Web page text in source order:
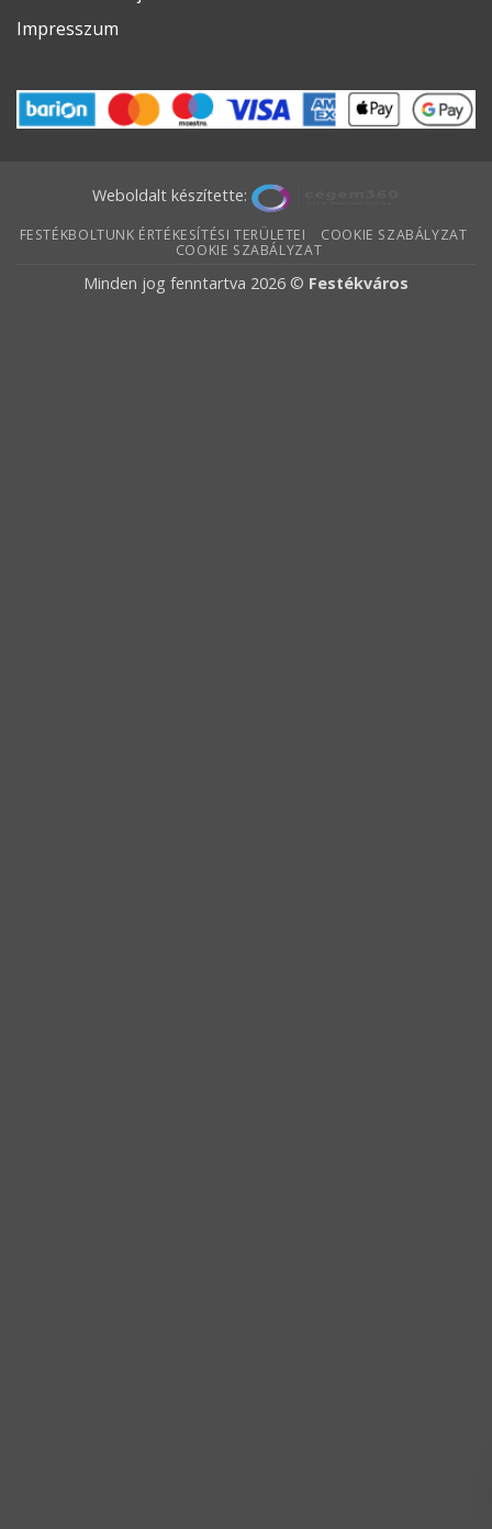
Impresszum
Weboldalt készítette:
FESTÉKBOLTUNK ÉRTÉKESÍTÉSI TERÜLETEI
COOKIE SZABÁLYZAT
COOKIE SZABÁLYZAT
Minden jog fenntartva 2026 © Festékváros